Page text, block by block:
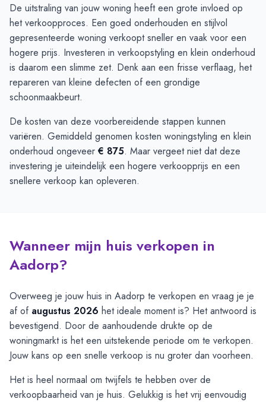
De uitstraling van jouw woning heeft een grote invloed op
het verkoopproces. Een goed onderhouden en stijlvol
gepresenteerde woning verkoopt sneller en vaak voor een
hogere prijs. Investeren in verkoopstyling en klein onderhoud
is daarom een slimme zet. Denk aan een frisse verflaag, het
repareren van kleine defecten of een grondige
schoonmaakbeurt.
De kosten van deze voorbereidende stappen kunnen
variëren. Gemiddeld genomen kosten woningstyling en klein
onderhoud ongeveer € 875. Maar vergeet niet dat deze
investering je uiteindelijk een hogere verkoopprijs en een
snellere verkoop kan opleveren.
Wanneer mijn huis verkopen in
Aadorp?
Overweeg je jouw huis in Aadorp te verkopen en vraag je je
af of augustus 2026 het ideale moment is? Het antwoord is
bevestigend. Door de aanhoudende drukte op de
woningmarkt is het een uitstekende periode om te verkopen.
Jouw kans op een snelle verkoop is nu groter dan voorheen.
Het is heel normaal om twijfels te hebben over de
verkoopbaarheid van je huis. Gelukkig is het vrij eenvoudig